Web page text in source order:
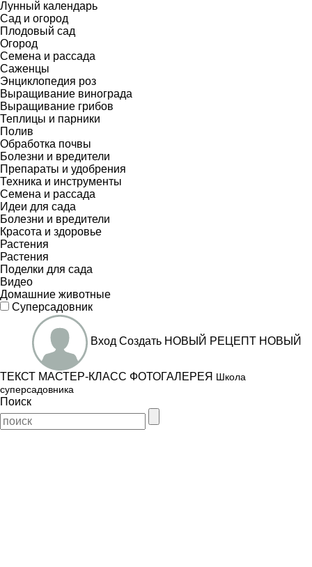
Лунный календарь
Сад и огород
Плодовый сад
Огород
Семена и рассада
Саженцы
Энциклопедия роз
Выращивание винограда
Выращивание грибов
Теплицы и парники
Полив
Обработка почвы
Болезни и вредители
Препараты и удобрения
Техника и инструменты
Семена и рассада
Идеи для сада
Болезни и вредители
Красота и здоровье
Растения
Растения
Поделки для сада
Видео
Домашние животные
Суперсадовник
Вход Создать НОВЫЙ РЕЦЕПТ НОВЫЙ
ТЕКСТ МАСТЕР-КЛАСС ФОТОГАЛЕРЕЯ Школа
суперсадовника
Поиск